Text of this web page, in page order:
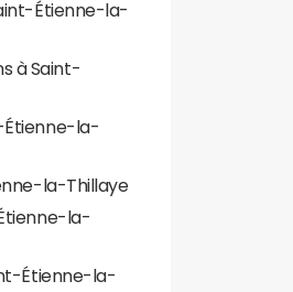
Étienne-la-
à Saint-
Étienne-la-
la-Thillaye
la-
Étienne-la-